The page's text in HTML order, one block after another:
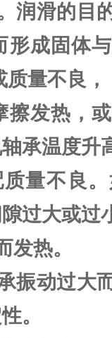
润滑的目
形成固体
量不良，
擦发热，
承温度升
质量不良
过大或过
发热。
振动过大
。